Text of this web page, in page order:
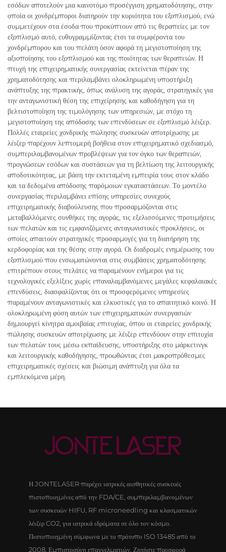
εσόδων αποτελούν μια καινοτόμο προσέγγιση χρηματοδότησης, στην
οποία οι χονδρέμποροι διατηρούν την κυριότητα του εξοπλισμού, ενώ
συμμετέχουν στα έσοδα που προκύπτουν από τις θεραπείες με τον
εξοπλισμό αυτό, ευθυγραμμίζοντας έτσι τα συμφέροντα του
χονδρέμπορου και του πελάτη όσον αφορά τη μεγιστοποίηση της
αξιοποίησης του εξοπλισμού και της ποιότητας των θεραπειών. Η
πτυχή της επιχειρηματικής συνεργασίας εκτείνεται πέραν της
χρηματοδότησης και περιλαμβάνει ολοκληρωμένη υποστήριξη
ανάπτυξης της πρακτικής, όπως ανάλυση της αγοράς, στρατηγικές για
την ανταγωνιστική θέση της επιχείρησης και καθοδήγηση για τη
βελτιστοποίηση της τιμολόγησης των υπηρεσιών, με στόχο τη
μεγιστοποίηση της απόδοσης των επενδύσεων σε εξοπλισμό λέιζερ.
Πολλές εταιρείες χονδρικής πώλησης συσκευών αποτρίχωσης με
λέιζερ παρέχουν λεπτομερή βοήθεια στον επιχειρηματικό σχεδιασμό,
συμπεριλαμβανομένων προβλέψεων για τον όγκο των θεραπειών,
προγνώσεων εσόδων και συστάσεων για τη βελτίωση της λειτουργικής
αποδοτικότητας, με βάση την εκτεταμένη εμπειρία τους στον κλάδο
και τα δεδομένα απόδοσης παρόμοιων εγκαταστάσεων. Το μοντέλο
συνεργασίας περιλαμβάνει επίσης υπηρεσίες συνεχούς
επιχειρηματικής διαβούλευσης που προσαρμόζονται στις
μεταβαλλόμενες συνθήκες της αγοράς, τις εξελισσόμενες προτιμήσεις
των πελατών και τις εμφανιζόμενες ανταγωνιστικές προκλήσεις, οι
οποίες απαιτούν στρατηγικές προσαρμογές για τη διατήρηση της
κερδοφορίας και της θέσης στην αγορά. Οι διαδρομές ενημέρωσης του
εξοπλισμού που ενσωματώνονται στις συμβάσεις χρηματοδότησης
επιτρέπουν στους πελάτες να παραμένουν ενήμεροι για τις
τεχνολογικές εξελίξεις χωρίς επαναλαμβανόμενες μεγάλες κεφαλαιακές
επενδύσεις, διασφαλίζοντας ότι οι προσφερόμενες υπηρεσίες
παραμένουν ανταγωνιστικές και ελκυστικές για το απαιτητικό κοινό. Η
ολοκληρωμένη φύση αυτών των επιχειρηματικών συνεργασιών
δημιουργεί κίνητρα αμοιβαίας επιτυχίας, όπου οι εταιρείες χονδρικής
πώλησης συσκευών αποτρίχωσης με λέιζερ επενδύουν στην επιτυχία
των πελατών τους μέσω εκπαίδευσης, υποστήριξης στο μάρκετινγκ
και λειτουργικής καθοδήγησης, προωθώντας έτσι μακροπρόθεσμες
επιχειρηματικές σχέσεις και βιώσιμη ανάπτυξη για όλα τα
εμπλεκόμενα μέρη.
Η JONTELASER παρέχει ιατρικές αισθητικές συσκευές
πιστοποιημένες από την FDA/CE, συμπεριλαμβανομένων
των συσκευών HIFU, RF microneedling και κλασματικών
λέιζερ CO2, για ιατρικά ιδρύματα σε όλο τον κόσμο.
Πιστοποιημένη σύμφωνα με το πρότυπο ISO 13485 από το
2008. Εμπιστοσύνη επαγγελματιών. Ζητήστε προσφορά